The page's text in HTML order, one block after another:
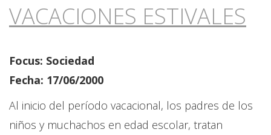
VACACIONES ESTIVALES
Focus: Sociedad
Fecha: 17/06/2000
Al inicio del período vacacional, los padres de los
niños y muchachos en edad escolar, tratan